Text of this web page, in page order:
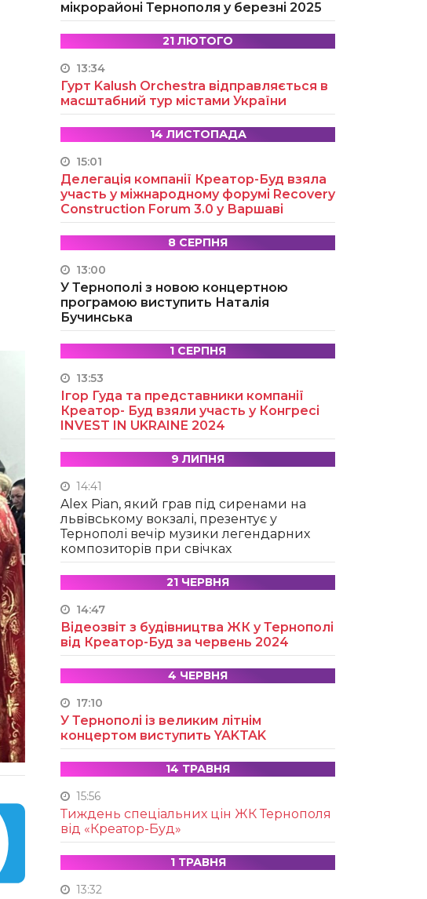
мікрорайоні Тернополя у березні 2025
21 ЛЮТОГО
13:34
Гурт Kalush Orchestra відправляється в
масштабний тур містами України
14 ЛИСТОПАДА
15:01
Делегація компанії Креатор-Буд взяла
участь у міжнародному форумі Recovery
Construction Forum 3.0 у Варшаві
8 СЕРПНЯ
13:00
У Тернополі з новою концертною
програмою виступить Наталія
Бучинська
1 СЕРПНЯ
13:53
Ігор Гуда та представники компанії
Креатор- Буд взяли участь у Конгресі
INVEST IN UKRAINE 2024
9 ЛИПНЯ
14:41
Alex Pian, який грав під сиренами на
львівському вокзалі, презентує у
Тернополі вечір музики легендарних
композиторів при свічках
21 ЧЕРВНЯ
14:47
Відеозвіт з будівництва ЖК у Тернополі
від Креатор-Буд за червень 2024
4 ЧЕРВНЯ
17:10
У Тернополі із великим літнім
концертом виступить YAKTAK
14 ТРАВНЯ
15:56
Тиждень спеціальних цін ЖК Тернополя
від «Креатор-Буд»
1 ТРАВНЯ
13:32